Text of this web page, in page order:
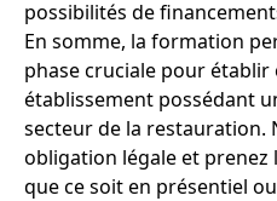
possibilités de
En somme, la formation
phase cruciale pour
établissement possédant
secteur de la restauration.
obligation légale et
que ce soit en présentiel